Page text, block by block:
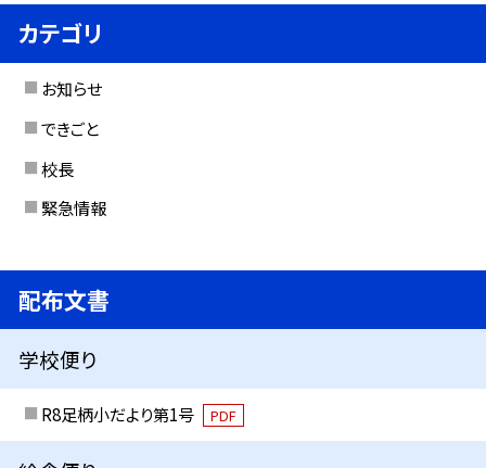
カテゴリ
お知らせ
できごと
校長
緊急情報
配布文書
学校便り
R8足柄小だより第1号 PDF